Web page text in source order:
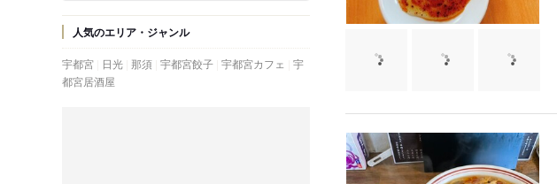
人気のエリア・ジャンル
宇都宮 日光 那須 宇都宮餃子 宇都宮カフェ
宇
都宮居酒屋